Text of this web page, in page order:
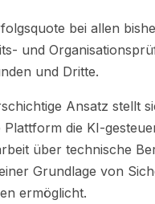
bei allen
und
und Dritte.
Ansatz stellt
Plattform die KI-
über technische
Grundlage von
ermöglicht.